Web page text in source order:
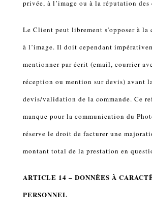
privée, à l’image ou à la réputation des
Le Client peut librement s’opposer à la
à l’image. Il doit cependant
mentionner par écrit (email, courrier
réception ou mention sur devis) avant
devis/validation de la commande. Ce
manque pour la communication du
réserve le droit de facturer une
montant total de la prestation en
ARTICLE 14 – DONNÉES À
PERSONNEL